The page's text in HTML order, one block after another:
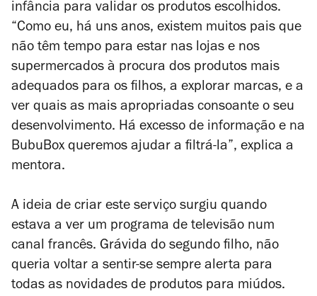
infância para validar os produtos escolhidos.
“Como eu, há uns anos, existem muitos pais que
não têm tempo para estar nas lojas e nos
supermercados à procura dos produtos mais
adequados para os filhos, a explorar marcas, e a
ver quais as mais apropriadas consoante o seu
desenvolvimento. Há excesso de informação e na
BubuBox queremos ajudar a filtrá-la”, explica a
mentora.
A ideia de criar este serviço surgiu quando
estava a ver um programa de televisão num
canal francês. Grávida do segundo filho, não
queria voltar a sentir-se sempre alerta para
todas as novidades de produtos para miúdos.